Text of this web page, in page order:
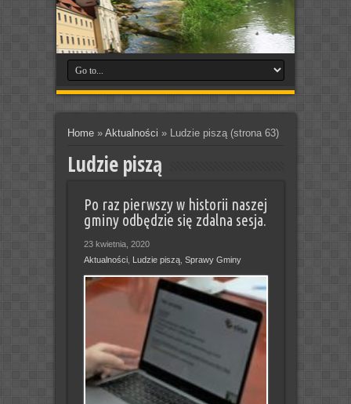
Home» Aktualności » Ludzie piszą(strona 63)
Ludzie piszą
Po raz pierwszy w historii naszej
gminy odbędzie się zdalna sesja.
23 kwietnia, 2020
Aktualności, Ludzie piszą, Sprawy Gminy